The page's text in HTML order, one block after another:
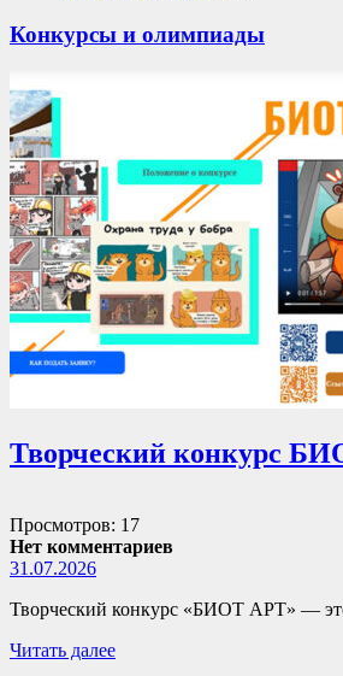
Конкурсы и олимпиады
Творческий конкурс
Просмотров: 17
Нет комментариев
31.07.2026
Творческий конкурс «БИОТ АРТ» —
Читать далее